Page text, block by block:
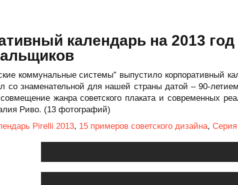
календарь на 2013 год
коммунальные системы” выпустило корпоративный
со знаменательной для нашей страны датой – 90-
жанра советского плаката и современных
Риво. (13 фотографий)
Pirelli 2013, 15 примеров советского дизайна,